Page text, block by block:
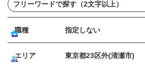
職種 指定しない
エリア 東京都23区外(清瀬市)